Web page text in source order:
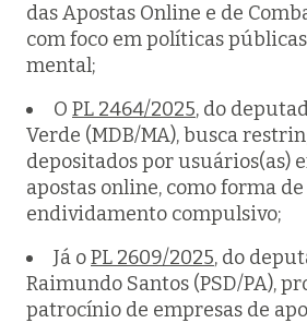
das Apostas Online e de
com foco em políticas
mental;
O PL 2464/2025, do
Verde (MDB/MA), busca
depositados por usuários(as)
apostas online, como forma
endividamento compulsivo;
Já oPL 2609/2025, do
Raimundo Santos (PSD/PA),
patrocínio de empresas de